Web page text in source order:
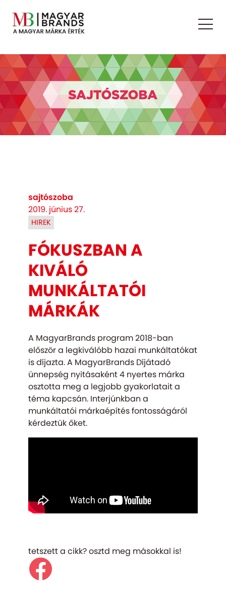
sajtószoba
2019. június 27.
HIREK
FÓKUSZBAN A
KIVÁLÓ
MUNKÁLTATÓI
MÁRKÁK
A MagyarBrands program 2018-ban
először a legkiválóbb hazai munkáltatókat
is díjazta. A MagyarBrands Díjátadó
ünnepség nyitásaként 4 nyertes márka
osztotta meg a legjobb gyakorlatait a
téma kapcsán. Interjúnkban a
munkáltatói márkaépítés fontosságáról
kérdeztük őket.
tetszett a cikk? osztd meg másokkal is!